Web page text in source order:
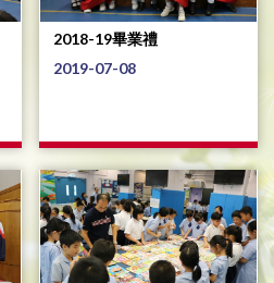
2018-19畢業禮
2019-07-08